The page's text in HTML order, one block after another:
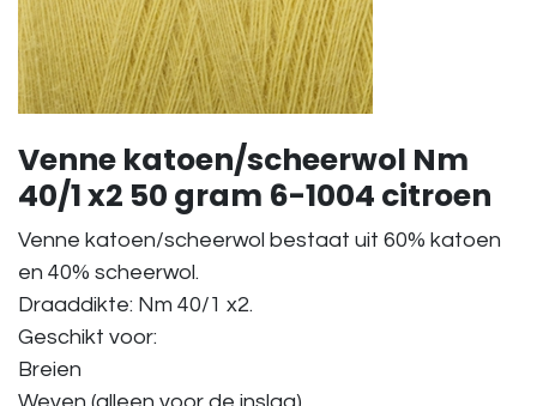
Venne katoen/scheerwol Nm
40/1 x2 50 gram 6-1004 citroen
Venne katoen/scheerwol bestaat uit 60% katoen
en 40% scheerwol.
Draaddikte: Nm 40/1 x2.
Geschikt voor:
Breien